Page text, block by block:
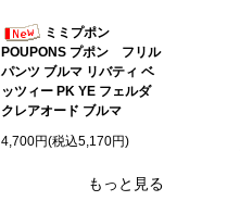
ミミプポン
POUPONS プポン フリル
パンツ ブルマ リバティ ベ
ッツィー PK YE フェルダ
クレアオード ブルマ
4,700円(税込5,170円)
もっと見る